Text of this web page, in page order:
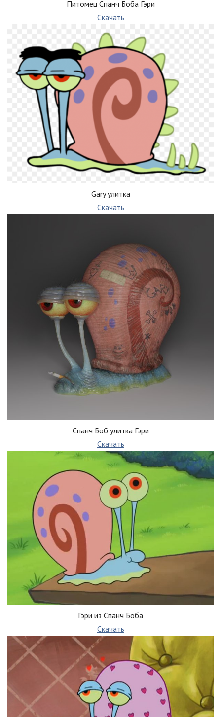
Питомец Спанч Боба Гэри
Скачать
Gary улитка
Скачать
Спанч Боб улитка Гэри
Скачать
Гэри из Спанч Боба
Скачать